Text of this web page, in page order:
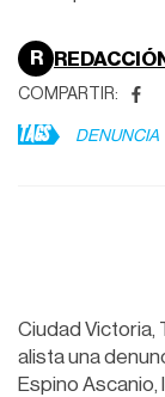
R
COMPARTIR:
TAGS DENUNCIA
Ciudad Victoria,
alista una
Espino